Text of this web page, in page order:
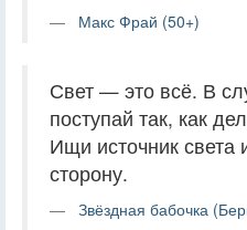
Макс Фрай (50+)
Свет — это всё. В
поступай так, как
Ищи источник света
сторону.
Звёздная бабочка